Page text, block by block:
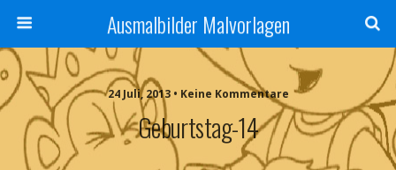
Ausmalbilder Malvorlagen
24 Juli, 2013 • Keine Kommentare
Geburtstag-14